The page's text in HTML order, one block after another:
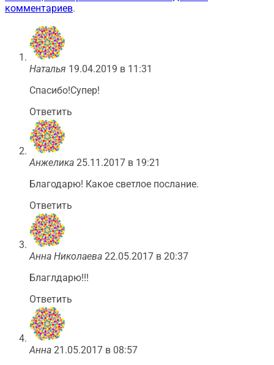
комментариев.
Наталья 19.04.2019 в 11:31
Спасибо!Супер!
Ответить
Анжелика 25.11.2017 в 19:21
Благодарю! Какое светлое послание.
Ответить
Анна Николаева 22.05.2017 в 20:37
Благлдарю!!!
Ответить
Анна 21.05.2017 в 08:57